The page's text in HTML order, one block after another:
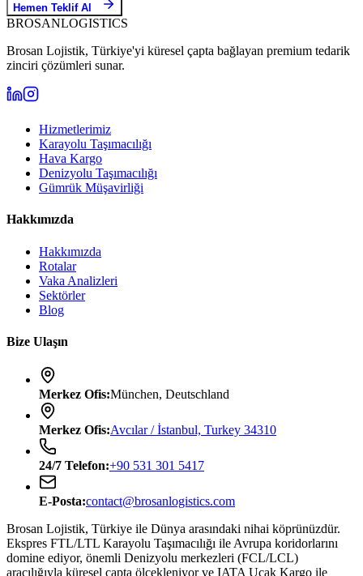
Hemen Teklif Al
BROSANLOGISTICS
Brosan Lojistik, Türkiye'yi küresel çapta bağlayan premium tedarik
zinciri çözümleri sunar.
Hizmetlerimiz
Karayolu Taşımacılığı
Hava Kargo
Denizyolu Taşımacılığı
Gümrük Müşavirliği
Hakkımızda
Hakkımızda
Rotalar
Vaka Analizleri
Sektörler
Blog
Bize Ulaşın
Merkez Ofis:München, Deutschland
Merkez Ofis:Avcılar / İstanbul, Turkey 34310
24/7 Telefon:+90 531 301 5417
E-Posta:contact@brosanlogistics.com
Brosan Lojistik, Türkiye ile Dünya arasındaki nihai köprünüzdür.
Ekspres FTL/LTL Karayolu Taşımacılığı ile Avrupa koridorlarını
domine ediyor, önemli Denizyolu merkezleri (FCL/LCL)
aracılığıyla küresel çapta ölçekleniyor ve IATA Uçak Kargo ile